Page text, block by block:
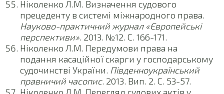
Ніколенко Л.М. Визначення судового
прецеденту в системі міжнародного права.
Науково-практичний журнал «Європейські
перспективи». 2013. №12. С. 166-171.
Ніколенко Л.М. Передумови права на
подання касаційної скарги у господарському
судочинстві України. Південноукраїнський
правничий часопис. 2013. Вип. 2. С. 53-57.